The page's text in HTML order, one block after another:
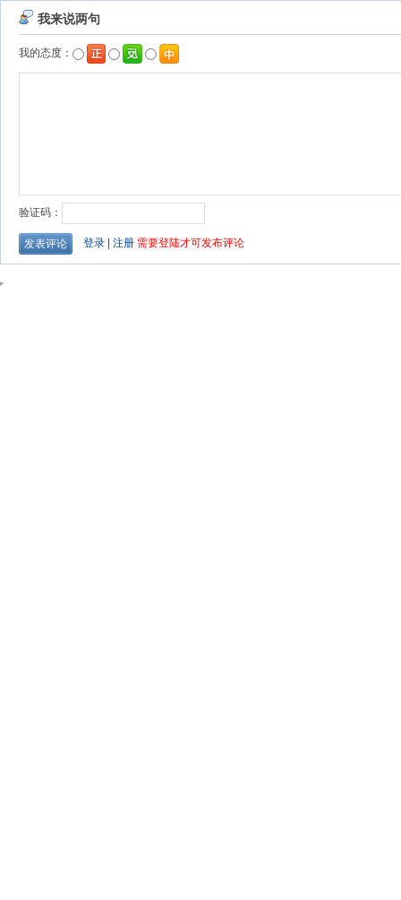
我来说两句
我的态度：
验证码：
登录 注册 需要登陆才可发布评论